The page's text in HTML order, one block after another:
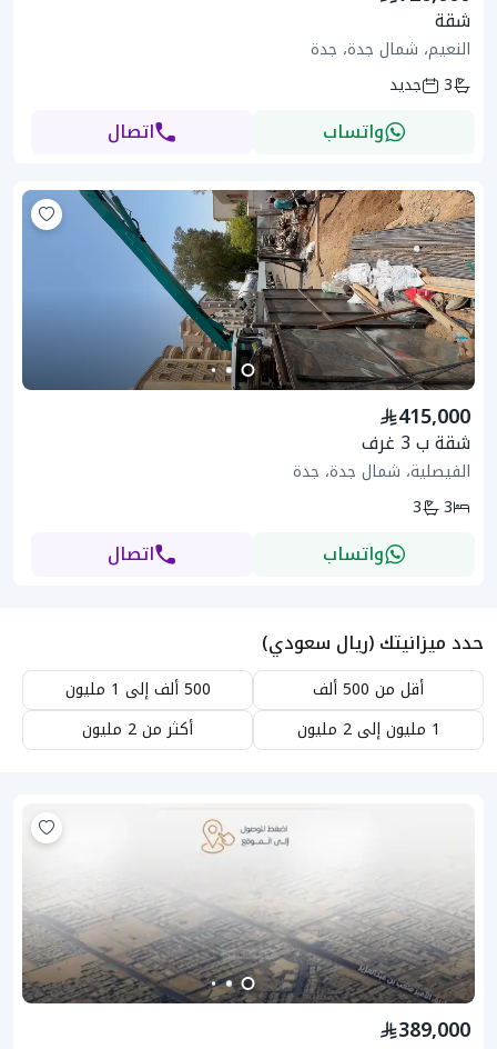
شقة
النعيم، شمال جدة، جدة
3
جديد
واتساب اتصال
415,000
شقة ب 3 غرف
الفيصلية، شمال جدة، جدة
3
3
واتساب اتصال
حدد ميزانيتك (ريال سعودي)
أقل من 500 ألف
500 ألف إلى 1 مليون
1 مليون إلى 2 مليون
أكثر من 2 مليون
389,000